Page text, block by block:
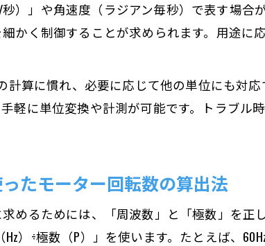
モーター回転数と
モーター回転数に
回転数から算出す
秒）」や角速度（ラジアン毎秒）で表す場
かく制御することが求められます。用途
計算に慣れ、必要に応じて他の単位にも対
軽に単位変換や計測が可能です。トラブ
たモーター回転数の算出法
めるためには、「周波数」と「極数」を
）÷極数（P）」を使います。たとえば、